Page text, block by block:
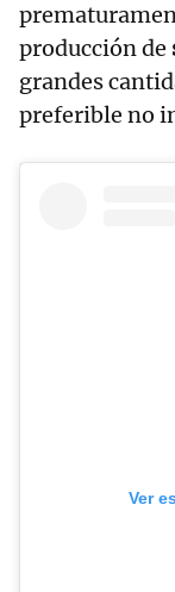
producción de
grandes
preferible no
Ver